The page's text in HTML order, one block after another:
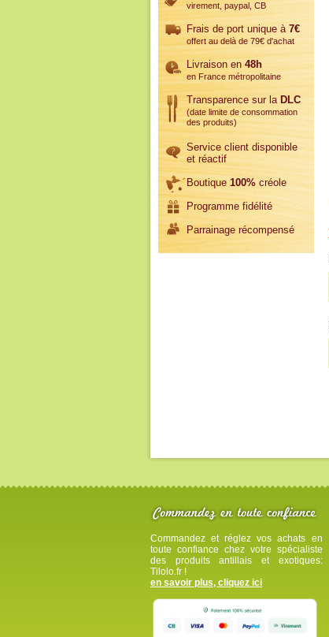
virement, paypal, CB
Frais de port unique à 7€
offert au delà de 79€ d'achat
Livraison en 48h
en France métropolitaine
Transparence sur la DLC
(date limite de consommation
des produits)
Service client disponible
et réactif
Boutique 100%créole
Programme fidélité
Parrainage récompensé
Commandez et réglez vos achats en
toute confiance chez votre spécialiste
des produits antillais et exotiques:
Tilolo.fr !
en savoir plus, cliquez ici